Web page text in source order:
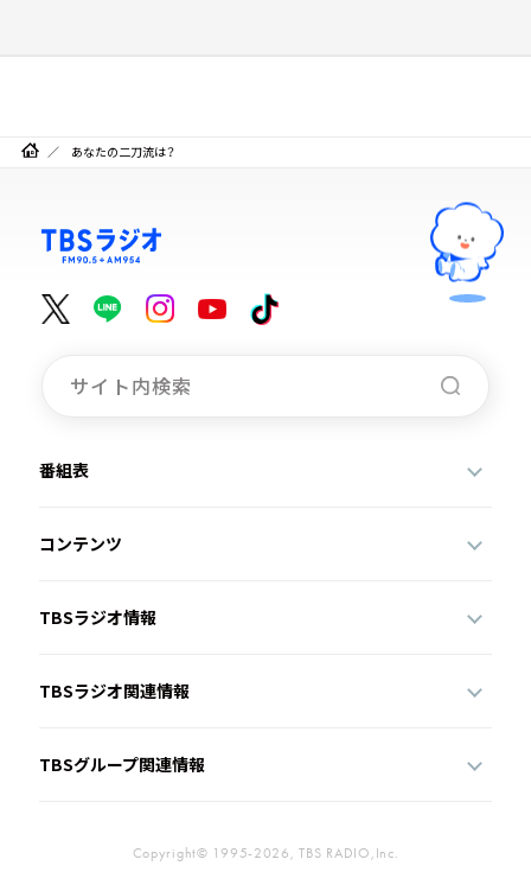
あなたの二刀流は？
番組表
コンテンツ
TBSラジオ情報
TBSラジオ関連情報
TBSグループ関連情報
Copyright© 1995-2026, TBS RADIO,Inc.